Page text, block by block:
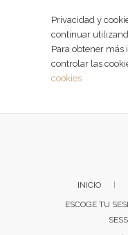
Privacidad y
continuar
Para obtener
controlar las
cookies
INICIO
ESCOGE TU